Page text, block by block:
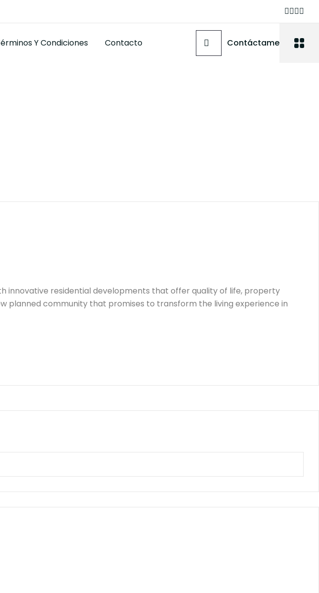
Y Condiciones Contacto Contáctame
innovative residential developments that offer quality of life, property
planned community that promises to transform the living experience in